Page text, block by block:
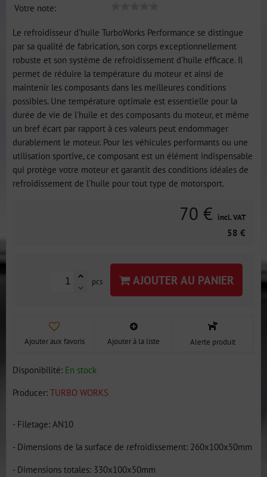
Votre note:
Le refroidisseur d'huile TurboWorks Performance se distingue
par sa qualité de fabrication, son corps exceptionnellement
robuste et son système de refroidissement d'huile efficace. Il
permet de réduire la température du moteur et ainsi de
maintenir les composants dans les meilleures conditions
possibles. Une température optimale est essentielle pour la
durée de vie de l'huile et des composants du moteur, et même
un bref écart par rapport à ces valeurs peut endommager
durablement le moteur. Pour les véhicules performants ou une
utilisation sportive, ce composant est un élément indispensable
qui protège votre moteur et garantit des conditions idéales de
refroidissement de l'huile pour tout type de motorsport.
70 € incl. VAT
58 €
pcs AJOUTER AU PANIER
Ajouter aux favoris Ajouter à la liste Alerte produit
Disponibilité: En stock
Producer: TURBO WORKS
- Filetage: AN10
- Dimensions de la surface de refroidissement: 260x100x50mm
- Dimensions totales: 330x100x50mm